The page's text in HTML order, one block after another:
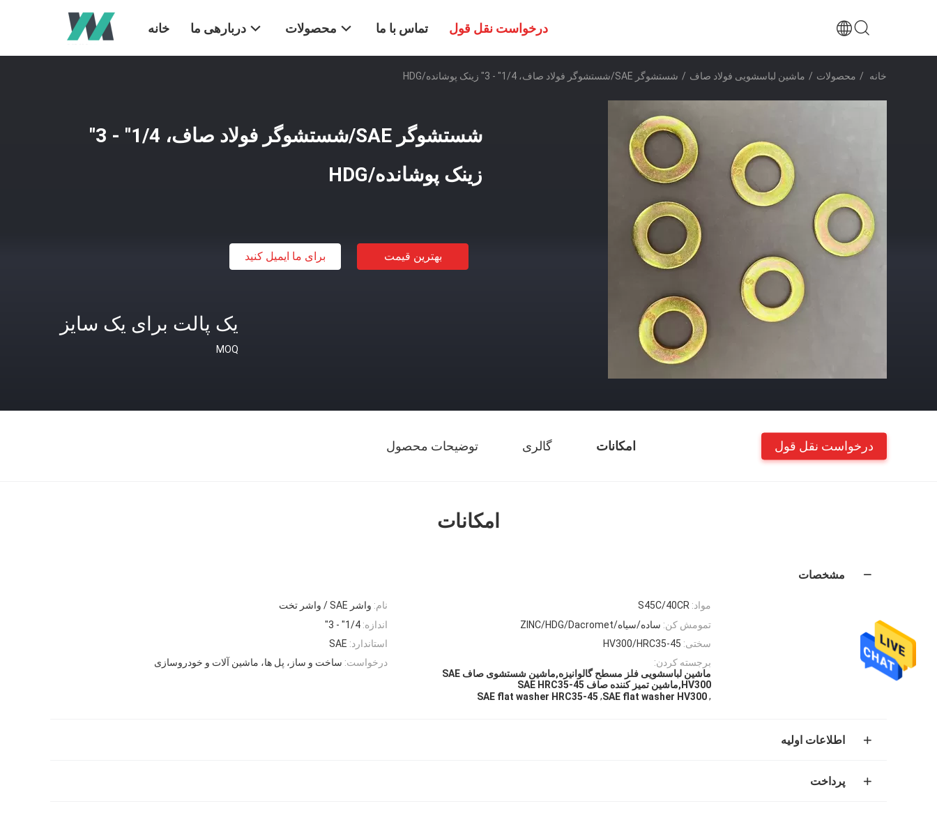
خانه دربارهی ما محصولات تماس با ما درخواست نقل قول
خانه / محصولات / ماشین لباسشویی فولاد صاف / شستشوگر SAE/شستشوگر فولاد صاف، 1/4" - 3" زینک پوشانده/HDG
شستشوگر SAE/شستشوگر فولاد صاف، 1/4" - 3"
زینک پوشانده/HDG
بهترین قیمت برای ما ایمیل کنید
یک پالت برای یک سایز
MOQ
امکانات گالری توضیحات محصول درخواست نقل قول
امکانات
مشخصات
نام: واشر SAE / واشر تخت مواد: S45C/40CR
اندازه: 1/4" - 3" تمومش کن: ساده/سیاه/ZINC/HDG/Dacromet
استاندارد: SAE سختی: HV300/HRC35-45
درخواست: ساخت و ساز، پل ها، ماشین آلات و خودروسازی
برجسته کردن:
ماشین لباسشویی فلز مسطح گالوانیزه,ماشین شستشوی صاف SAE
HV300,ماشین تمیز کننده صاف SAE HRC35-45
,
SAE flat washer HV300
,
SAE flat washer HRC35-45
اطلاعات اولیه
پرداخت